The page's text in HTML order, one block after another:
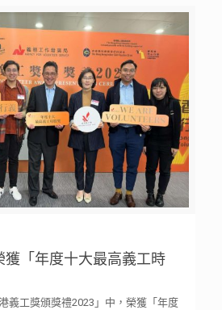
獲「年度十大最高義工時
義工獎頒獎禮2023」中，榮獲「年度